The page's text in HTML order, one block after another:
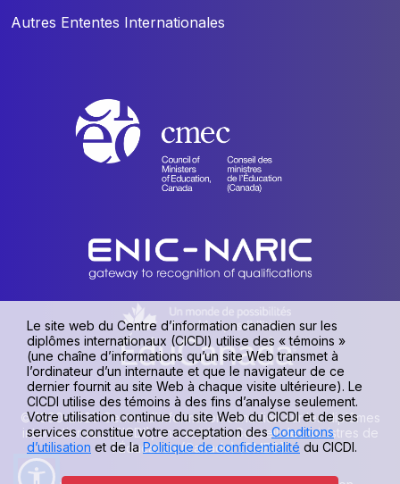
Autres Ententes Internationales
© 1990-2026 Centre d’information canadien sur les diplômes
internationaux (CICDI), une unité du Conseil des ministres de
l’Éducation (Canada) [CMEC].
Le site web du Centre d’information canadien sur les
diplômes internationaux (CICDI) utilise des « témoins »
(une chaîne d’informations qu’un site Web transmet à
l’ordinateur d’un internaute et que le navigateur de ce
dernier fournit au site Web à chaque visite ultérieure). Le
CICDI utilise des témoins à des fins d’analyse seulement.
Votre utilisation continue du site Web du CICDI et de ses
services constitue votre acceptation desConditions
d’utilisation et de laPolitique de confidentialité du CICDI.